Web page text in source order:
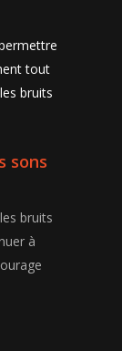
tout
bruits
sons
bruits
à